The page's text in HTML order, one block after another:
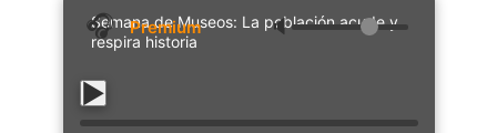
Semana de Museos: La población acude y
respira historia
🔈